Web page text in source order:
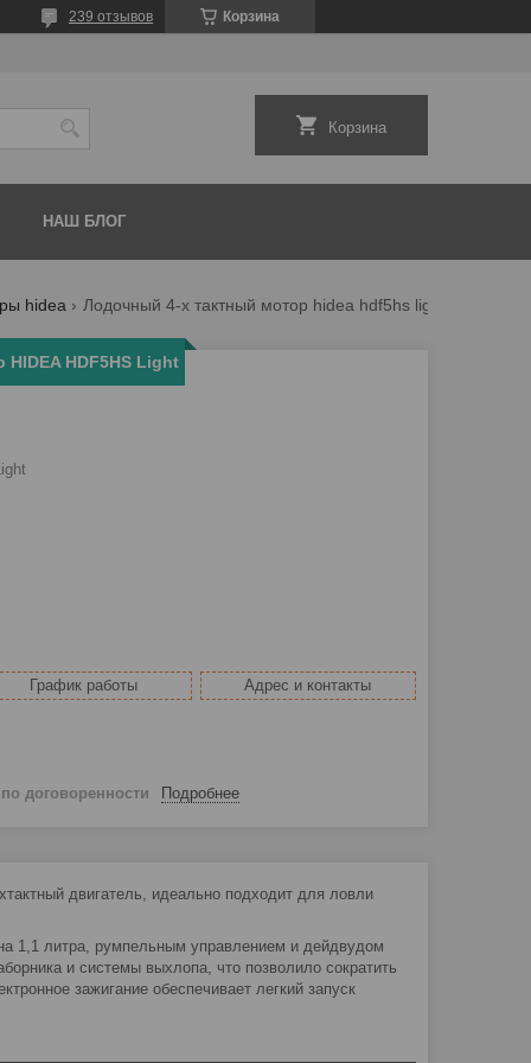
Корзина
239 отзывов
Корзина
НАШ БЛОГ
hidea Лодочный 4-х тактный мотор hidea hdf5hs light
HDF5HS Light
График работы Адрес и контакты
по договоренности Подробнее
двигатель, идеально подходит для ловли
1,1 литра, румпельным управлением и дейдвудом
и системы выхлопа, что позволило сократить
зажигание обеспечивает легкий запуск